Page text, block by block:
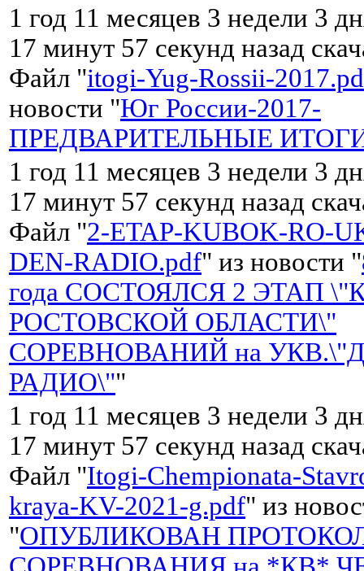
1 год 11 месяцев 3 недели 3
17 минут 57 секунд назад
Файл "itogi-Yug-Rossii-
новости "Юг России-2017-
ПРЕДВАРИТЕЛЬНЫЕ
1 год 11 месяцев 3 недели 3
17 минут 57 секунд назад
Файл "2-ETAP-KUBOK-RO-
DEN-RADIO.pdf" из новости "
года СОСТОЯЛСЯ 2 ЭТАП
РОСТОВСКОЙ ОБЛАСТИ\"
СОРЕВНОВАНИЙ на
РАДИО\""
1 год 11 месяцев 3 недели 3
17 минут 57 секунд назад
Файл "Itogi-Chempionata-
kraya-KV-2021-g.pdf" из
"ОПУБЛИКОВАН